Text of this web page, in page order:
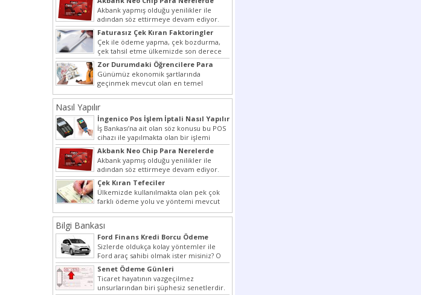
Kullanılır?
Akbank yapmış olduğu yenilikler ile
adından söz ettirmeye devam ediyor.
Hem müşteri potansiyelini arttırmak
hem...
Faturasız Çek Kıran Faktoringler
Çek ile ödeme yapma, çek bozdurma,
çek tahsil etme ülkemizde son derece
yaygın bir şekilde...
Zor Durumdaki Öğrencilere Para
Yardımı
Günümüz ekonomik şartlarında
geçinmek mevcut olan en temel
ihtiyaçları gidermek dahi son derece zor
olmak...
Nasıl Yapılır
İngenico Pos İşlem İptali Nasıl Yapılır
İş Bankası’na ait olan söz konusu bu POS
cihazı ile yapılmakta olan bir işlemi
iptal...
Akbank Neo Chip Para Nerelerde
Kullanılır?
Akbank yapmış olduğu yenilikler ile
adından söz ettirmeye devam ediyor.
Hem müşteri potansiyelini arttırmak
hem...
Çek Kıran Tefeciler
Ülkemizde kullanılmakta olan pek çok
farklı ödeme yolu ve yöntemi mevcut
olmak ile beraber bunlar...
Bilgi Bankası
Ford Finans Kredi Borcu Ödeme
Sizlerde oldukça kolay yöntemler ile
Ford araç sahibi olmak ister misiniz? O
halde yazımız ilginizi...
Senet Ödeme Günleri
Ticaret hayatının vazgeçilmez
unsurlarından biri şüphesiz senetlerdir.